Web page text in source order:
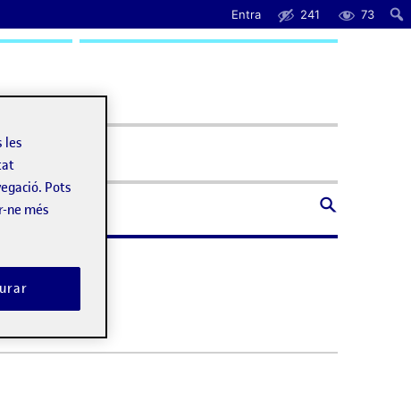
Entra 241 73
les
Pots
ne més